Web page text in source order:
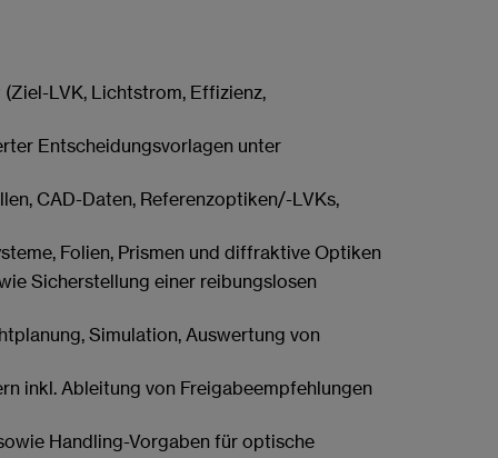
LVK, Lichtstrom, Effizienz,
Entscheidungsvorlagen unter
CAD-Daten, Referenzoptiken/-LVKs,
Folien, Prismen und diffraktive Optiken
Sicherstellung einer reibungslosen
Simulation, Auswertung von
inkl. Ableitung von Freigabeempfehlungen
Handling-Vorgaben für optische